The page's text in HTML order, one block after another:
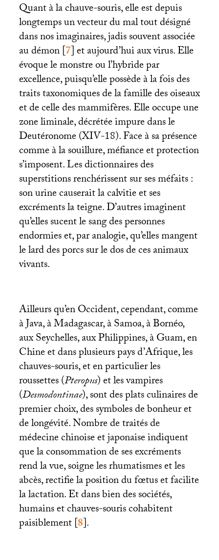
Quant à la chauve-souris, elle est depuis
longtemps un vecteur du mal tout désigné
dans nos imaginaires, jadis souvent associée
au démon[7]et aujourd’hui aux virus. Elle
évoque le monstre ou l’hybride par
excellence, puisqu’elle possède à la fois des
traits taxonomiques de la famille des oiseaux
et de celle des mammifères. Elle occupe une
zone liminale, décrétée impure dans le
Deutéronome (XIV-18). Face à sa présence
comme à la souillure, méfiance et protection
s’imposent. Les dictionnaires des
superstitions renchérissent sur ses méfaits :
son urine causerait la calvitie et ses
excréments la teigne. D’autres imaginent
qu’elles sucent le sang des personnes
endormies et, par analogie, qu’elles mangent
le lard des porcs sur le dos de ces animaux
vivants.
Ailleurs qu’en Occident, cependant, comme
à Java, à Madagascar, à Samoa, à Bornéo,
aux Seychelles, aux Philippines, à Guam, en
Chine et dans plusieurs pays d’Afrique, les
chauves-souris, et en particulier les
roussettes (Pteropus) et les vampires
(Desmodontinae), sont des plats culinaires de
premier choix, des symboles de bonheur et
de longévité. Nombre de traités de
médecine chinoise et japonaise indiquent
que la consommation de ses excréments
rend la vue, soigne les rhumatismes et les
abcès, rectifie la position du fœtus et facilite
la lactation. Et dans bien des sociétés,
humains et chauves-souris cohabitent
paisiblement[8].